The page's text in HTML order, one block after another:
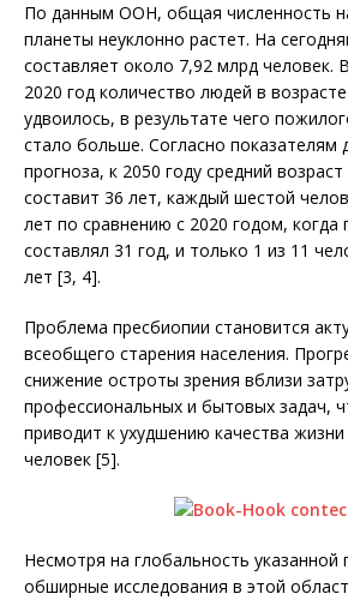
По данным ООН, общая численность
планеты неуклонно растет. На
составляет около 7,92 млрд человек.
2020 год количество людей в
удвоилось, в результате чего
стало больше. Согласно показателям
прогноза, к 2050 году средний
составит 36 лет, каждый шестой
лет по сравнению с 2020 годом, когда
составлял 31 год, и только 1 из 11
лет [3, 4].
Проблема пресбиопии становится
всеобщего старения населения.
снижение остроты зрения вблизи
профессиональных и бытовых задач,
приводит к ухудшению качества
человек [5].
Несмотря на глобальность
обширные исследования в этой